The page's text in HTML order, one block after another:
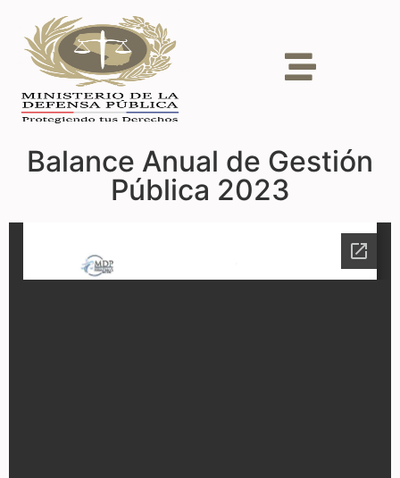
Balance Anual de Gestión
Pública 2023